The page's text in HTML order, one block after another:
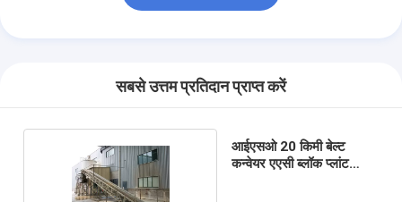
सबसे उत्तम प्रतिदान प्राप्त करें
आईएसओ 20 किमी बेल्ट
कन्वेयर एएसी ब्लॉक प्लांट